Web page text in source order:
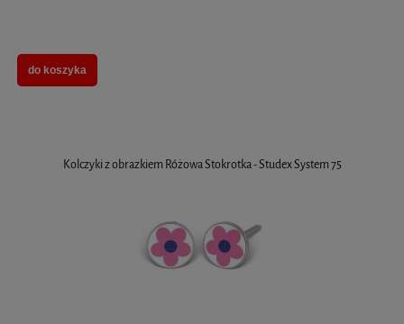
do koszyka
Kolczyki z obrazkiem Różowa Stokrotka - Studex System 75